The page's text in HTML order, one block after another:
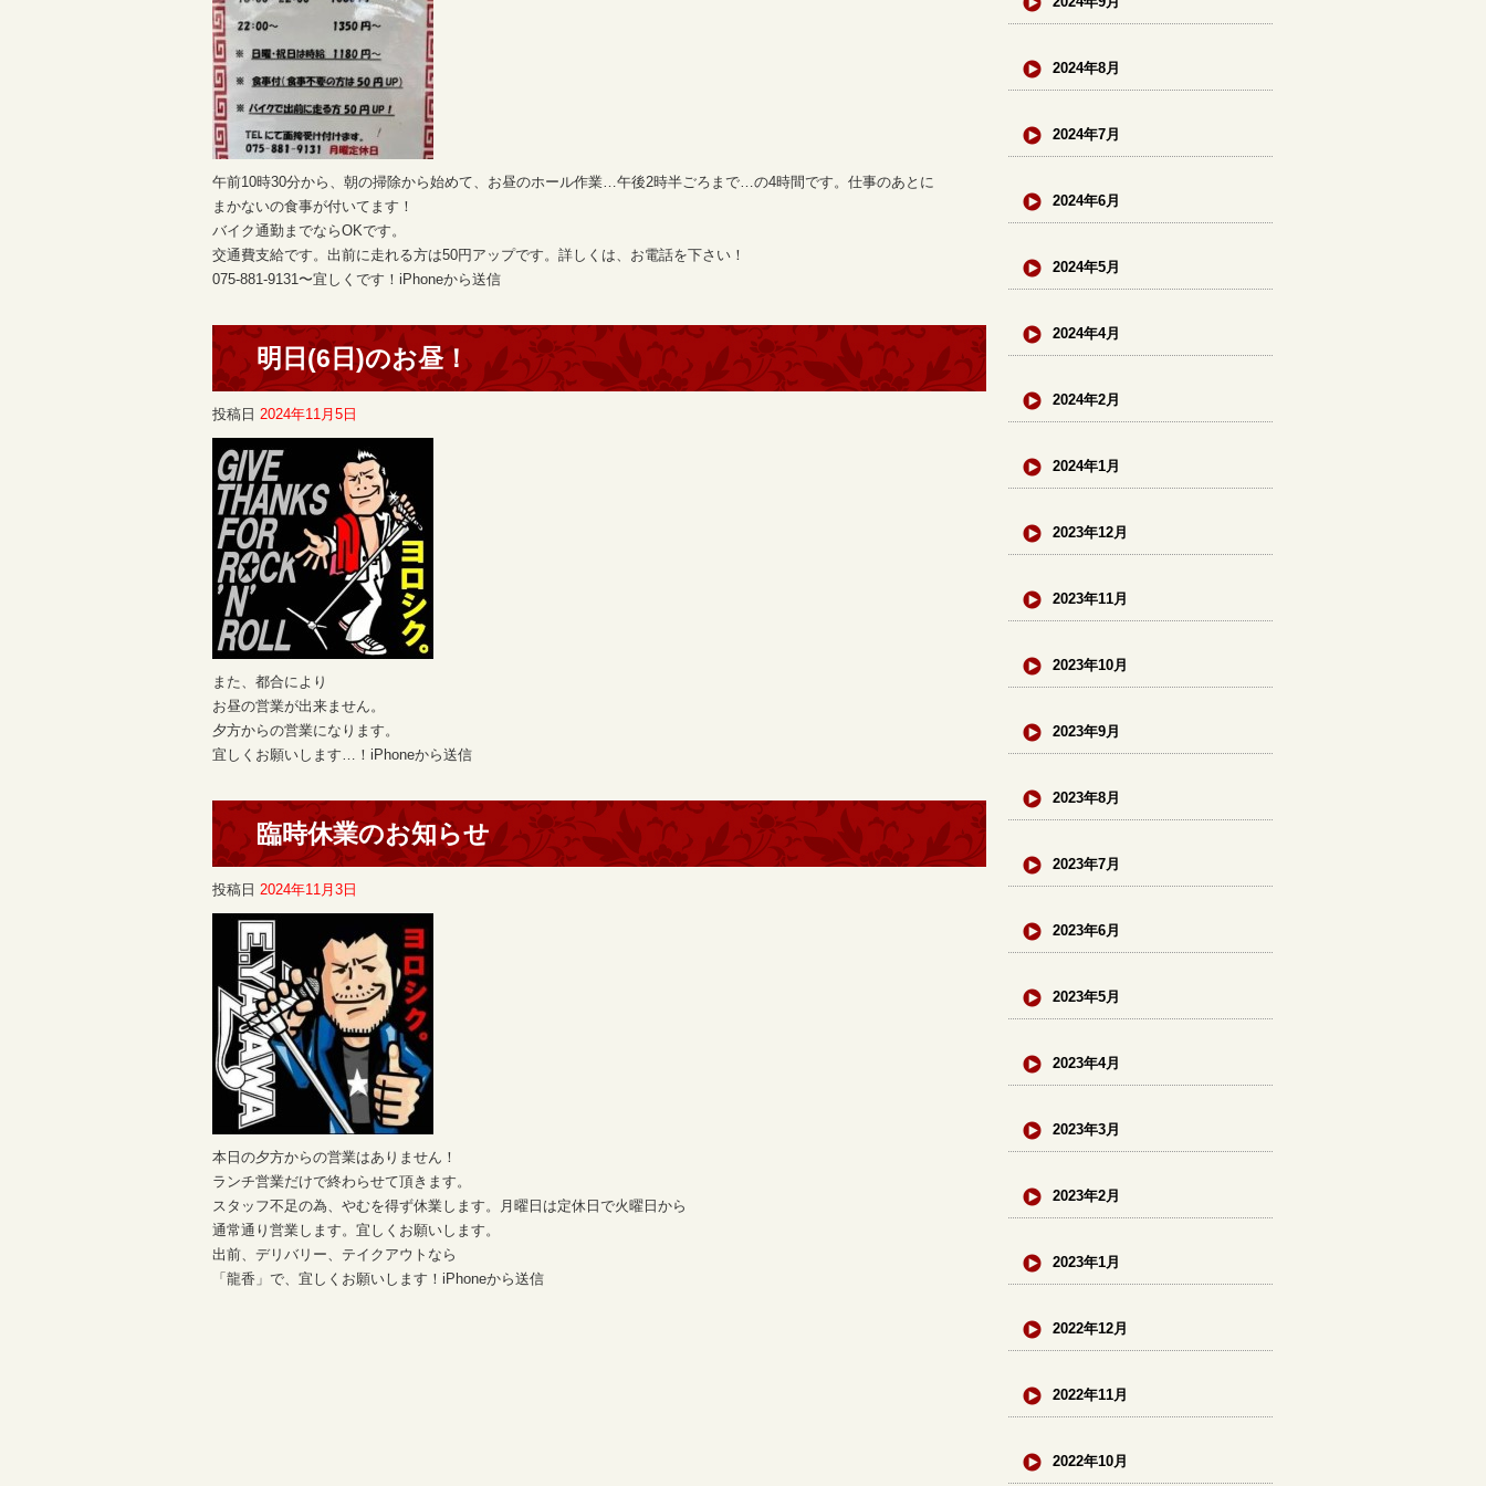
午前10時30分から、朝の掃除から始めて、お昼のホール作業…午後2時半ごろまで…の4時間です。仕事のあとに
まかないの食事が付いてます！
バイク通勤までならOKです。
交通費支給です。出前に走れる方は50円アップです。詳しくは、お電話を下さい！
075-881-9131〜宜しくです！iPhoneから送信
明日(6日)のお昼！
投稿日 2024年11月5日
また、都合により
お昼の営業が出来ません。
夕方からの営業になります。
宜しくお願いします…！iPhoneから送信
臨時休業のお知らせ
投稿日 2024年11月3日
本日の夕方からの営業はありません！
ランチ営業だけで終わらせて頂きます。
スタッフ不足の為、やむを得ず休業します。月曜日は定休日で火曜日から
通常通り営業します。宜しくお願いします。
出前、デリバリー、テイクアウトなら
「龍香」で、宜しくお願いします！iPhoneから送信
2024年8月
2024年7月
2024年6月
2024年5月
2024年4月
2024年2月
2024年1月
2023年12月
2023年11月
2023年10月
2023年9月
2023年8月
2023年7月
2023年6月
2023年5月
2023年4月
2023年3月
2023年2月
2023年1月
2022年12月
2022年11月
2022年10月